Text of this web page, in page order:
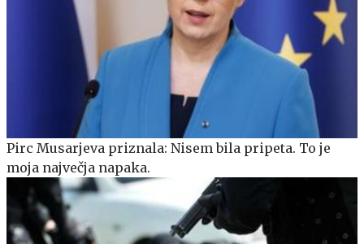
Pirc Musarjeva priznala: Nisem bila pripeta. To je
moja največja napaka.